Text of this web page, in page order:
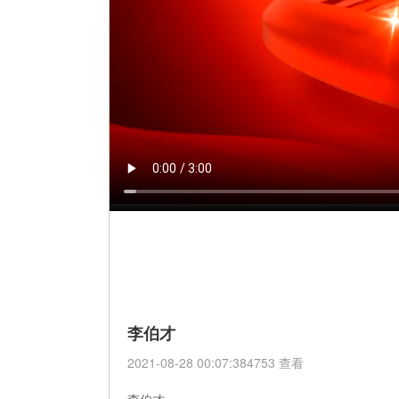
李伯才
2021-08-28 00:07:384753 查看